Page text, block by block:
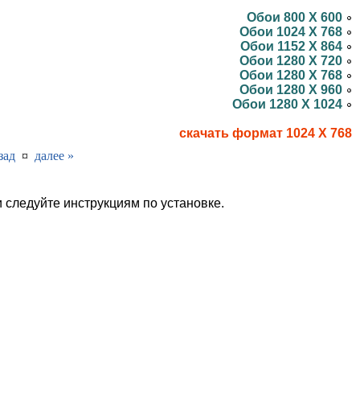
Обои 800 X 600
Обои 1024 X 768
Обои 1152 X 864
Обои 1280 X 720
Обои 1280 X 768
Обои 1280 X 960
Обои 1280 X 1024
скачать формат 1024 X 768
¤ далее »
инструкциям по установке.